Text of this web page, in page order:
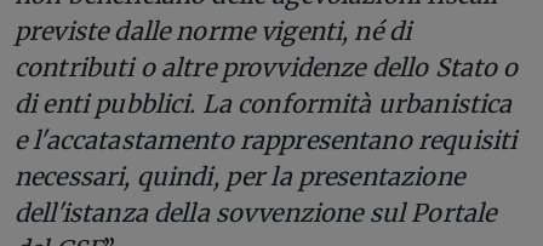
previste dalle norme vigenti, né di
contributi o altre provvidenze dello Stato o
di enti pubblici. La conformità urbanistica
e l'accatastamento rappresentano requisiti
necessari, quindi, per la presentazione
dell'istanza della sovvenzione sul Portale